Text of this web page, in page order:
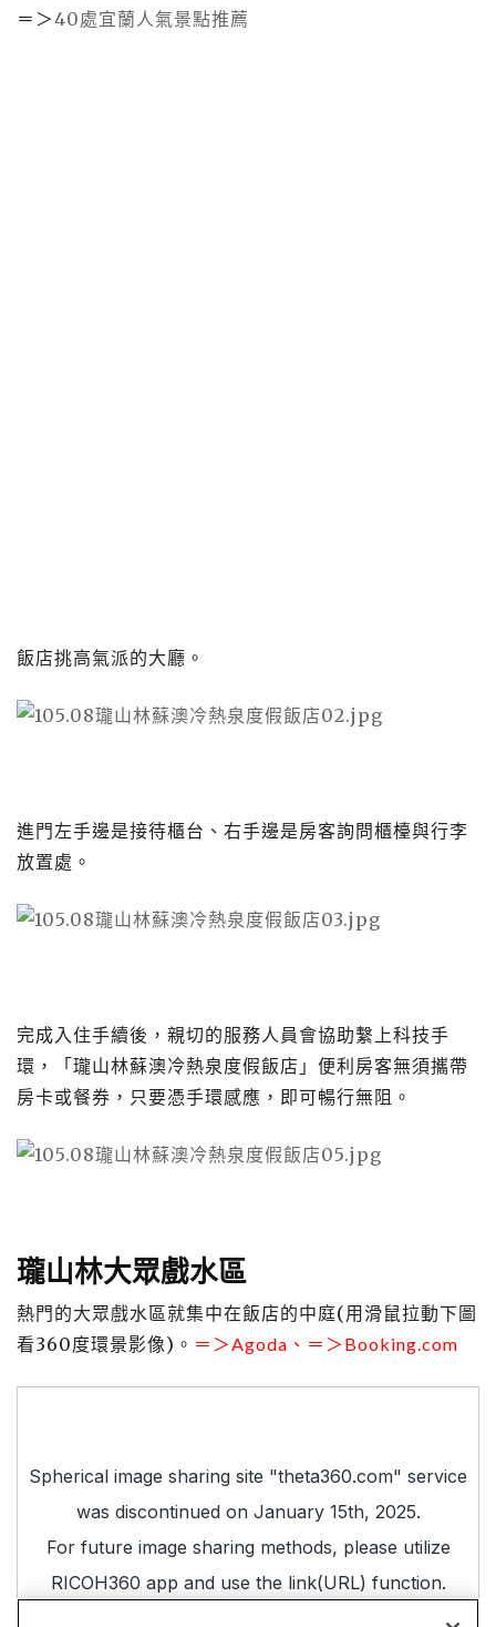
＝＞40處宜蘭人氣景點推薦
飯店挑高氣派的大廳。
進門左手邊是接待櫃台、右手邊是房客詢問櫃檯與行李
放置處。
完成入住手續後，親切的服務人員會協助繫上科技手
環，「瓏山林蘇澳冷熱泉度假飯店」便利房客無須攜帶
房卡或餐券，只要憑手環感應，即可暢行無阻。
瓏山林大眾戲水區
熱門的大眾戲水區就集中在飯店的中庭(用滑鼠拉動下圖
看360度環景影像)。 ＝＞Agoda 、＝＞ Booking.com